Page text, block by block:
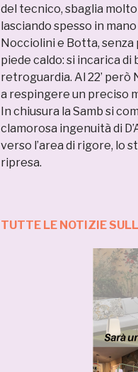
del tecnico, sbaglia
lasciando spesso in
Nocciolini e Botta,
piede caldo: si incarica
retroguardia. Al 22’
a respingere un preciso
In chiusura la Samb si
clamorosa ingenuità di
verso l’area di rigore, lo
ripresa.
TUTTE LE NOTIZIE